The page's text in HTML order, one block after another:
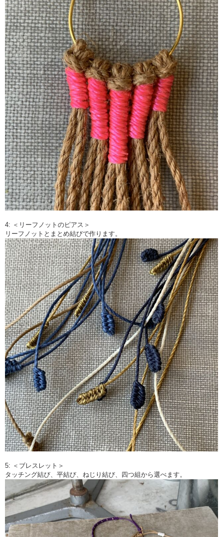
4: ＜リーフノットのピアス＞
リーフノットとまとめ結びで作ります。
5: ＜ブレスレット＞
タッチング結び、平結び、ねじり結び、四つ組から選べます。